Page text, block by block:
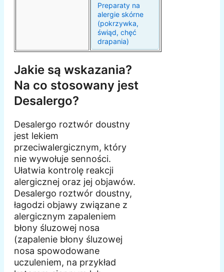
Preparaty na
alergie skórne
(pokrzywka,
świąd, chęć
drapania)
Jakie są wskazania?
Na co stosowany jest
Desalergo?
Desalergo roztwór doustny
jest lekiem
przeciwalergicznym, który
nie wywołuje senności.
Ułatwia kontrolę reakcji
alergicznej oraz jej objawów.
Desalergo roztwór doustny,
łagodzi objawy związane z
alergicznym zapaleniem
błony śluzowej nosa
(zapalenie błony śluzowej
nosa spowodowane
uczuleniem, na przykład